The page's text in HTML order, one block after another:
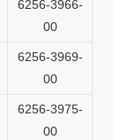
6256-3966-
00
6256-3969-
00
6256-3975-
00